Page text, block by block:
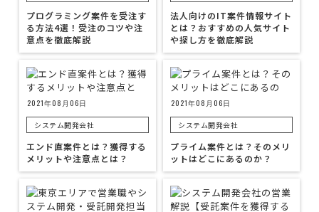
プログラミング案件を受注す
る方法4選！受注のコツや注
意点を徹底解説
法人向けのIT案件情報サイト
とは？おすすめの人気サイト
や探し方を徹底解説
2021年08月06日
システム開発会社
エンド直案件とは？獲得する
メリットや注意点とは？
2021年08月06日
システム開発会社
プライム案件とは？そのメリ
ットはどこにあるのか？